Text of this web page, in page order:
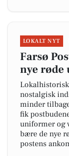
LOKALT NYT
Farsø
nye røde
nostalgisk
minder
fik
uniformer og
bære de nye
postens